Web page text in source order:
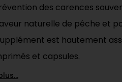
des carences
naturelle de pêche et
est hautement
et capsules.